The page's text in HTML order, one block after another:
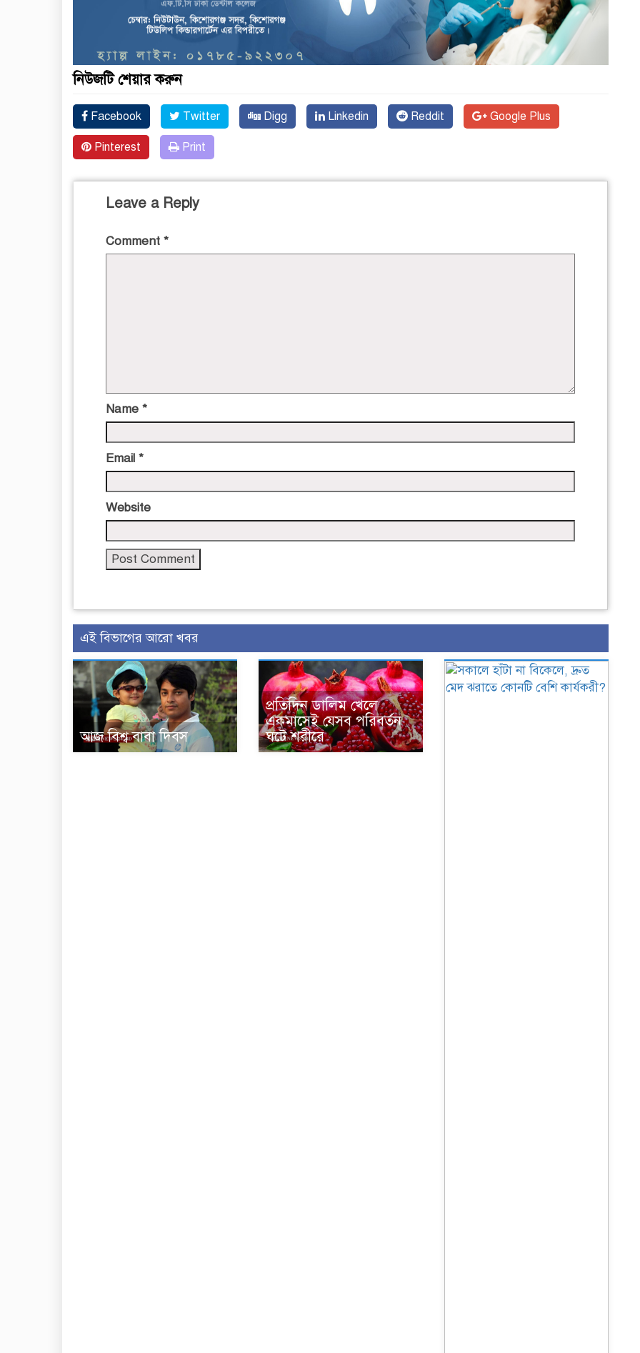
নিউজটি শেয়ার করুন
Facebook Twitter Digg Linkedin Reddit Google Plus
Pinterest Print
Leave a Reply
Comment *
Name *
Email *
Website
এই বিভাগের আরো খবর
আজ বিশ্ব বাবা দিবস
প্রতিদিন ডালিম খেলে
একমাসেই যেসব পরিবর্তন
ঘটে শরীরে